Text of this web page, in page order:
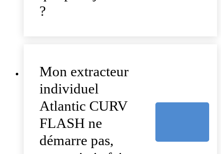
?
Mon extracteur
individuel
Atlantic CURV
FLASH ne
démarre pas,